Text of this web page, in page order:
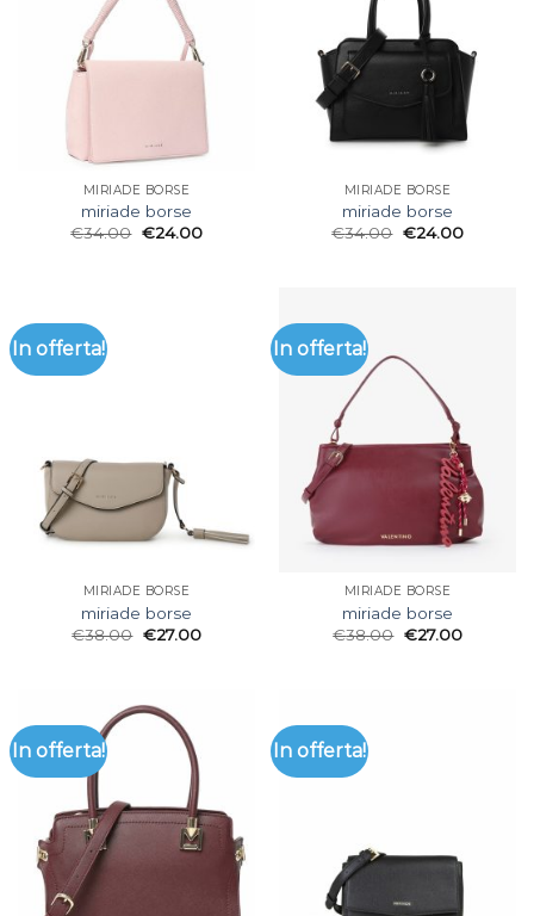
MIRIADE BORSE
miriade borse
€34.00 €24.00
MIRIADE BORSE
miriade borse
€34.00 €24.00
In offerta!
MIRIADE BORSE
miriade borse
€38.00 €27.00
In offerta!
MIRIADE BORSE
miriade borse
€38.00 €27.00
In offerta! In offerta!